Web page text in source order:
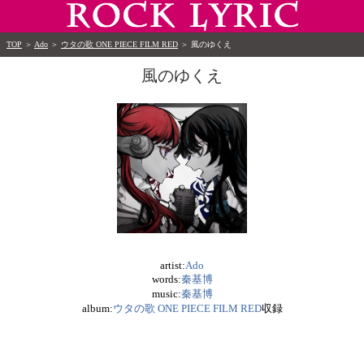
TOP ＞ Ado ＞ ウタの歌 ONE PIECE FILM RED ＞ 風のゆくえ
風のゆくえ
artist:Ado
words:秦基博
music:秦基博
album:ウタの歌 ONE PIECE FILM RED収録